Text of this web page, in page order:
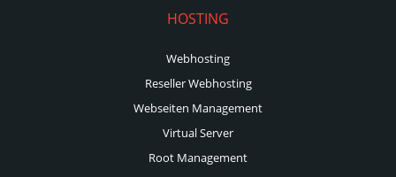
HOSTING
Webhosting
Reseller Webhosting
Webseiten Management
Virtual Server
Root Management